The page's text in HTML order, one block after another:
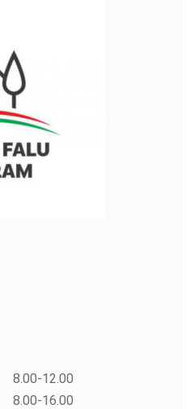
8.00-12.00
8.00-16.00